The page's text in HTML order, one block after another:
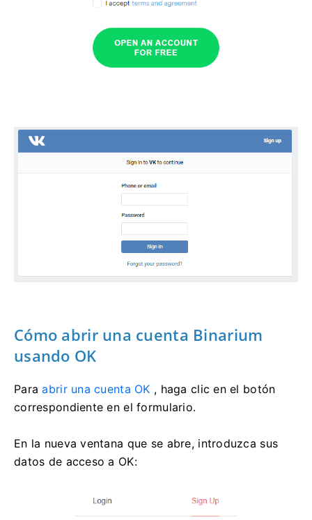
Cómo abrir una cuenta Binarium
usando OK
Paraabrir una cuenta OK , haga clic en el botón
correspondiente en el formulario.
En la nueva ventana que se abre, introduzca sus
datos de acceso a OK: